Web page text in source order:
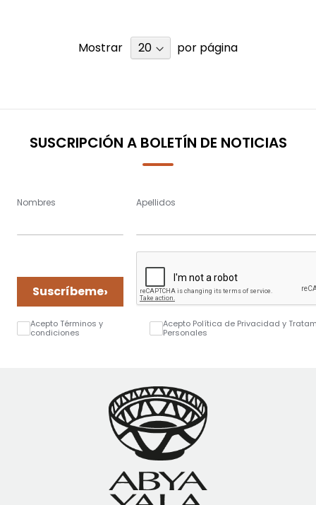
Mostrar por página
SUSCRIPCIÓN A BOLETÍN DE NOTICIAS
Nombres Apellidos
Suscríbeme›
Acepto Términos y
condiciones
Acepto Política de Privacidad y
Personales